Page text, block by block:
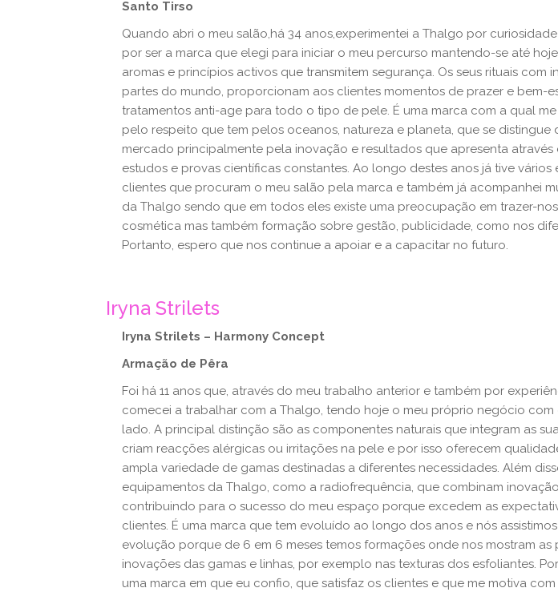
Santo Tirso
Quando abri o meu salão,há 34 anos,experimentei a Thalgo por
por ser a marca que elegi para iniciar o meu percurso mantendo-se até
aromas e princípios activos que transmitem segurança. Os seus rituais com
partes do mundo, proporcionam aos clientes momentos de prazer e bem-
tratamentos anti-age para todo o tipo de pele. É uma marca com a qual
pelo respeito que tem pelos oceanos, natureza e planeta, que se distingue
mercado principalmente pela inovação e resultados que apresenta através
estudos e provas científicas constantes. Ao longo destes anos já tive vários
clientes que procuram o meu salão pela marca e também já acompanhei
da Thalgo sendo que em todos eles existe uma preocupação em trazer-
cosmética mas também formação sobre gestão, publicidade, como nos
Portanto, espero que nos continue a apoiar e a capacitar no futuro.
Iryna Strilets
Iryna Strilets – Harmony Concept
Armação de Pêra
Foi há 11 anos que, através do meu trabalho anterior e também por
comecei a trabalhar com a Thalgo, tendo hoje o meu próprio negócio com
lado. A principal distinção são as componentes naturais que integram as
criam reacções alérgicas ou irritações na pele e por isso oferecem
ampla variedade de gamas destinadas a diferentes necessidades. Além
equipamentos da Thalgo, como a radiofrequência, que combinam
contribuindo para o sucesso do meu espaço porque excedem as
clientes. É uma marca que tem evoluído ao longo dos anos e nós
evolução porque de 6 em 6 meses temos formações onde nos mostram as
inovações das gamas e linhas, por exemplo nas texturas dos esfoliantes.
uma marca em que eu confio, que satisfaz os clientes e que me motiva